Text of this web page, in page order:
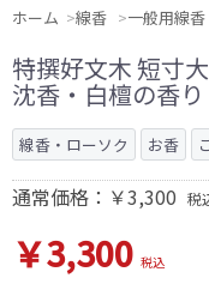
ホーム 線香 一般用線香
特撰好文木 短寸
沈香・白檀の香
線香・ローソク お香
通常価格：￥3,300 税
￥3,300 税込